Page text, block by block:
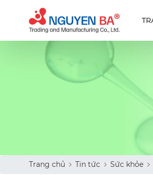
Trang chủ Tin tức Sức khỏe